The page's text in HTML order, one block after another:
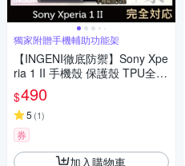
獨家附贈手機輔助功能架
【INGENI徹底防禦】Sony Xpe
ria 1 II 手機殼 保護殼 TPU全軟
式 設計師彩繪手機殼-做你自己
$490
5 (1)
券
加入購物車